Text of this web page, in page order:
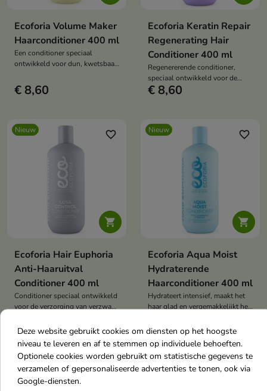
Ecoforia Volume Maker
Haarconditioner 400 ml
Een conditioner speciaal
ontwikkeld voor dun, kwetsbaar
€ 8,60
Ecoforia Keratin Repair
Regenerating Hair
Conditioner 400 ml
Regenererende conditioner,
speciaal ontwikkeld voor de
verzorging van beschadigd en
€ 8,60
Nieuw

favorite_border
Ecoforia Hair Euphoria
Anti-Haaruitval
Conditioner 400 ml
Conditioner speciaal ontwikkeld
voor de verzorging van verzwakt
haaruitval.
Nieuw

favorite_border
Ecoforia Aqua Moist
Hydraterende
Haarconditioner 400 ml
Hydrateert intensief, maakt het
haar glad en vergemakkelijkt het
verzwaren.
Nieuw favorite_border Nieuw favorite_border
Deze website gebruikt cookies om diensten op het hoogste
niveau te leveren en af te stemmen op individuele behoeften.
Optionele cookies worden gebruikt om statistische gegevens te
verzamelen of gepersonaliseerde advertenties te tonen, ook via
Google-diensten.